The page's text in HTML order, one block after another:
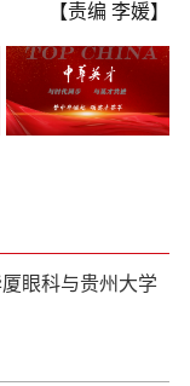
【责编 李媛】
眼科与贵州大学